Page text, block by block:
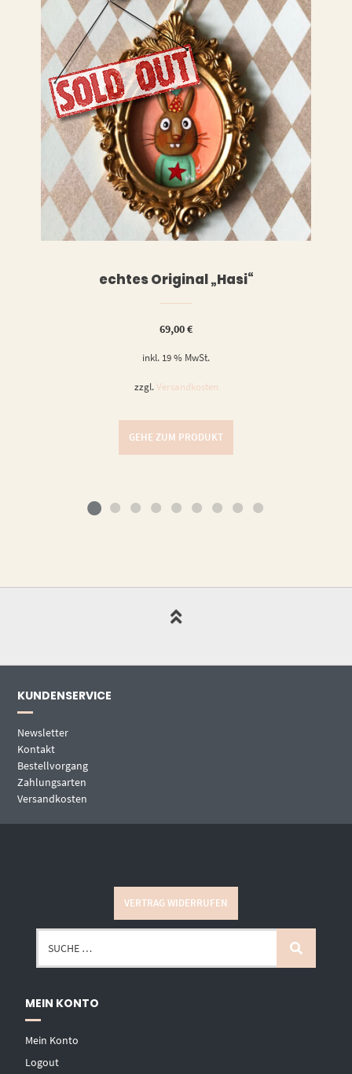
WEITERLESEN
echtes Original „Hasi“
69,00€
inkl. 19 % MwSt.
zzgl. Versandkosten
GEHE ZUM PRODUKT
KUNDENSERVICE
Newsletter
Kontakt
Bestellvorgang
Zahlungsarten
Versandkosten
VERTRAG WIDERRUFEN
MEIN KONTO
Mein Konto
Logout